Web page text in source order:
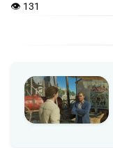
👁 131